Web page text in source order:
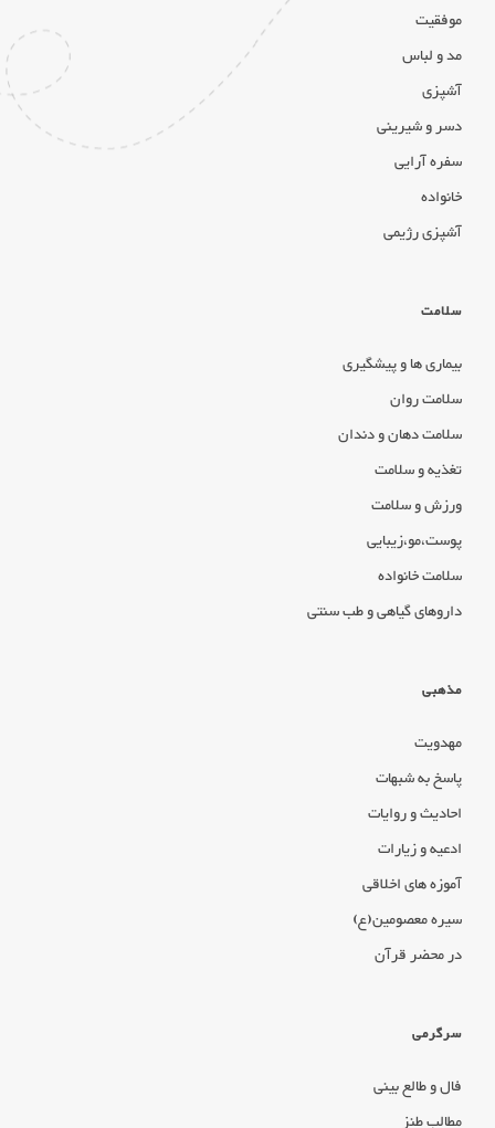
موفقیت
مد و لباس
آشپزی
دسر و شیرینی
سفره آرایی
خانواده
آشپزی رژیمی
سلامت
بیماری ها و پیشگیری
سلامت روان
سلامت دهان و دندان
تغذیه و سلامت
ورزش و سلامت
پوست،مو،زیبایی
سلامت خانواده
داروهای گیاهی و طب سنتی
مذهبی
مهدویت
پاسخ به شبهات
احادیث و روایات
ادعیه و زیارات
آموزه های اخلاقی
سیره معصومین(ع)
در محضر قرآن
سرگرمی
فال و طالع بینی
مطالب طنز